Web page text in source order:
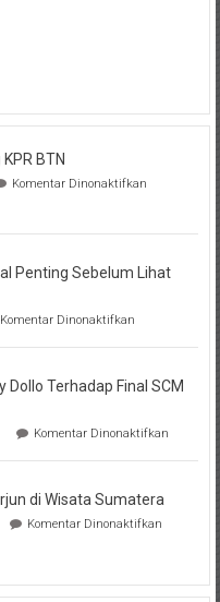
BTN
Komentar Dinonaktifkanpada
KPR
Penting Sebelum Lihat
Komentar Dinonaktifkanpada
Hal-
Penting
Hasil
Dollo Terhadap Final SCM
Komentar Dinonaktifkanpada
Beny
di Wisata Sumatera
Komentar Dinonaktifkanpada
di